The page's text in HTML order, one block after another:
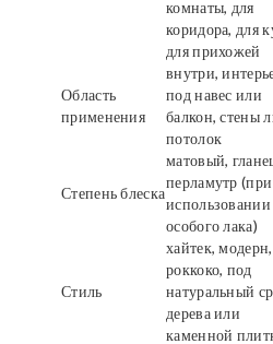
комнаты, для
коридора, для
для прихожей
Область
применения
внутри,
под навес или
балкон, стены
потолок
Степень блеска
матовый,
перламутр (при
использовании
особого лака)
Стиль
хайтек, модерн,
роккоко, под
натуральный
дерева или
каменной